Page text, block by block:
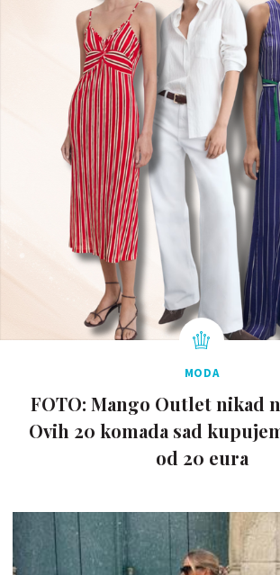
MODA
FOTO: Mango Outlet nikad
Ovih 20 komada sad
od 20 eura